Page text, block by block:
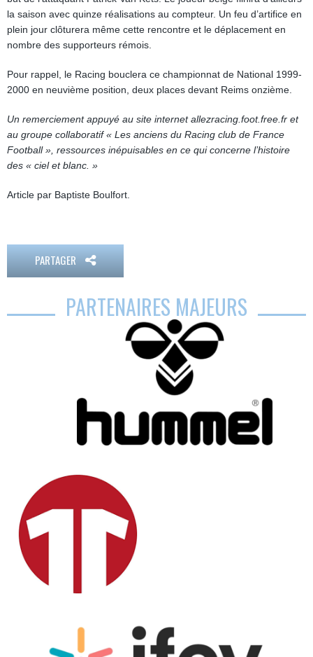
la saison avec quinze réalisations au compteur. Un feu d’artifice en
plein jour clôturera même cette rencontre et le déplacement en
nombre des supporteurs rémois.
Pour rappel, le Racing bouclera ce championnat de National 1999-
2000 en neuvième position, deux places devant Reims onzième.
Un remerciement appuyé au site internet allezracing.foot.free.fr et
au groupe collaboratif « Les anciens du Racing club de France
Football », ressources inépuisables en ce qui concerne l’histoire
des « ciel et blanc. »
Article par Baptiste Boulfort.
PARTAGER
PARTENAIRES MAJEURS